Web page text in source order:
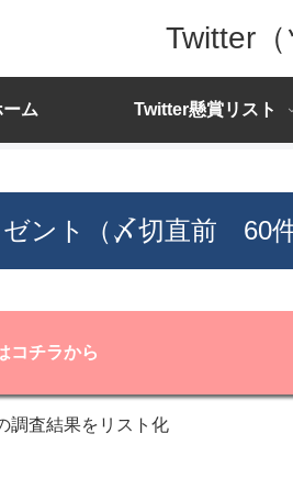
Twitter
ム Twitter懸賞リスト
ゼント（〆切直前 60
コチラから
調査結果をリスト化